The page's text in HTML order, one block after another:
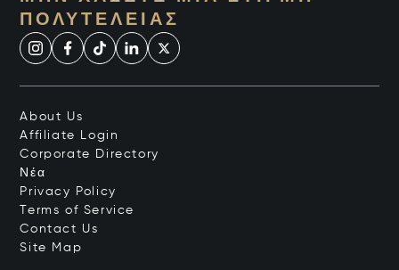
ΠΟΛΥΤΈΛΕΙΑΣ
About Us
Affiliate Login
Corporate Directory
Νέα
Privacy Policy
Terms of Service
Contact Us
Site Map